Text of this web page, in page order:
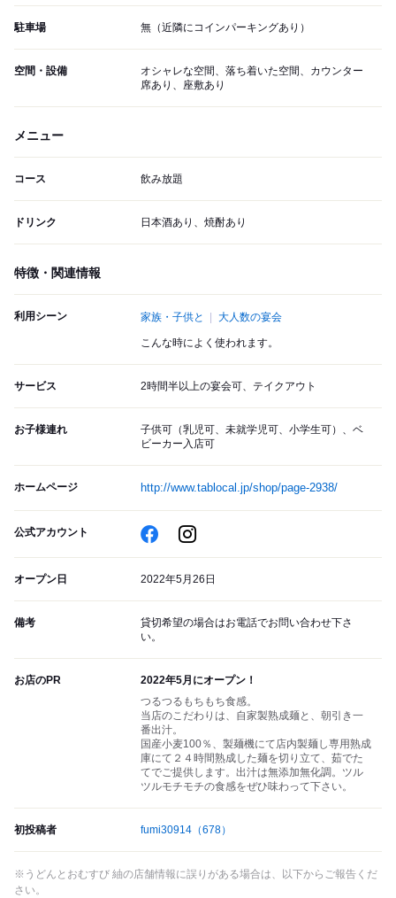
駐車場 無（近隣にコインパーキングあり）
空間・設備
オシャレな空間、落ち着いた空間、カウンター
席あり、座敷あり
メニュー
コース 飲み放題
ドリンク 日本酒あり、焼酎あり
特徴・関連情報
利用シーン 家族・子供と 大人数の宴会
こんな時によく使われます。
サービス 2時間半以上の宴会可、テイクアウト
お子様連れ
子供可（乳児可、未就学児可、小学生可）、ベ
ビーカー入店可
ホームページ http://www.tablocal.jp/shop/page-2938/
公式アカウント
オープン日 2022年5月26日
備考
貸切希望の場合はお電話でお問い合わせ下さ
い。
お店のPR
2022年5月にオープン！
つるつるもちもち食感。
当店のこだわりは、自家製熟成麺と、朝引き一
番出汁。
国産小麦100％、製麺機にて店内製麺し専用熟成
庫にて２４時間熟成した麺を切り立て、茹でた
てでご提供します。出汁は無添加無化調。ツル
ツルモチモチの食感をぜひ味わって下さい。
初投稿者 fumi30914 （678）
※うどんとおむすび 紬の店舗情報に誤りがある場合は、以下からご報告くだ
さい。